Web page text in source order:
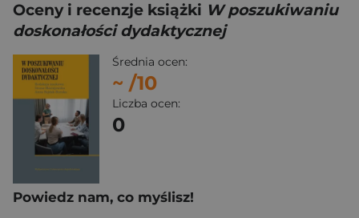
Oceny i recenzje książki W poszukiwaniu
doskonałości dydaktycznej
Średnia ocen:
~ /10
Liczba ocen:
0
Powiedz nam, co myślisz!